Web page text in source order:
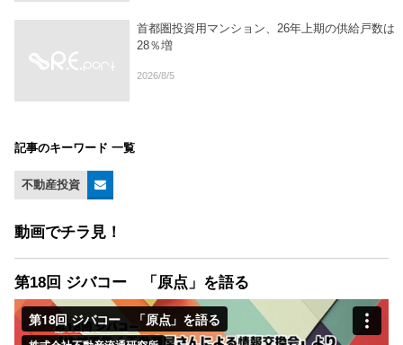
首都圏投資用マンション、26年上期の供給戸数は
28％増
2026/8/5
記事のキーワード 一覧
不動産投資
動画でチラ見！
第18回 ジバコー 「原点」を語る